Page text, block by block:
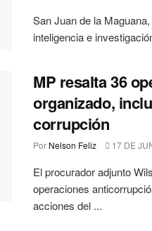
San Juan de la
inteligencia e
MP resalta 36
organizado,
corrupción
Por Nelson Feliz 17 DE
El procurador adjunto
operaciones
acciones del ...